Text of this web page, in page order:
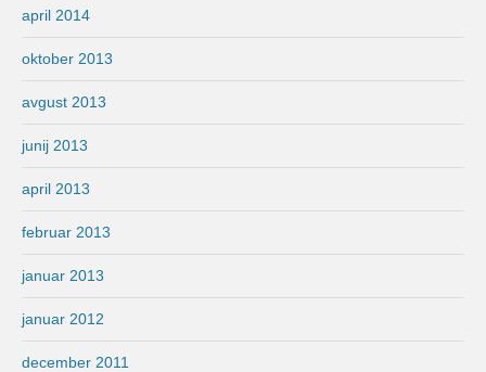
april 2014
oktober 2013
avgust 2013
junij 2013
april 2013
februar 2013
januar 2013
januar 2012
december 2011